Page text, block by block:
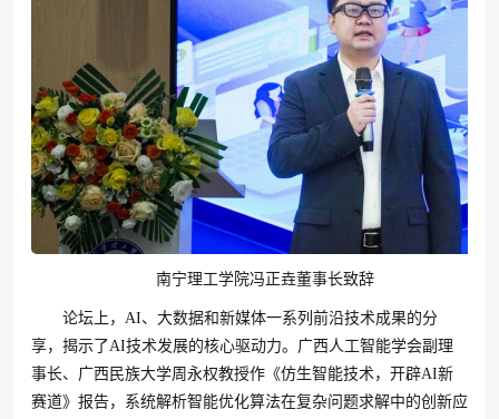
南宁理工学院冯正垚董事长致辞
论坛上，AI、大数据和新媒体一系列前沿技术成果的分
享，揭示了AI技术发展的核心驱动力。广西人工智能学会副理
事长、广西民族大学周永权教授作《仿生智能技术，开辟AI新
赛道》报告，系统解析智能优化算法在复杂问题求解中的创新应